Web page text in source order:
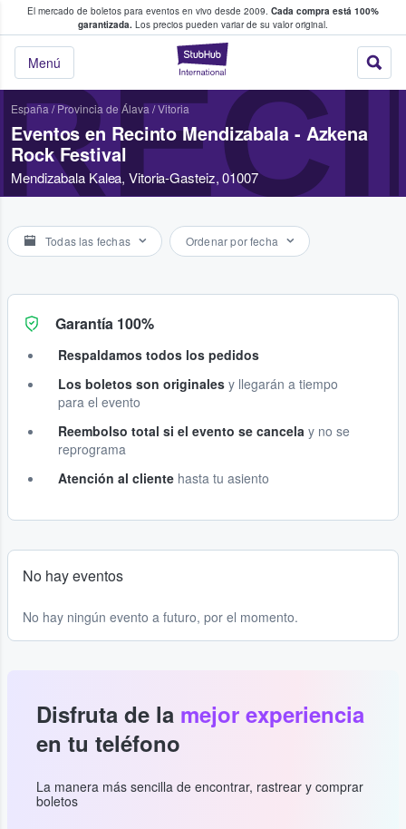
El mercado de boletos para eventos en vivo desde 2009. Cada compra está 100%
garantizada. Los precios pueden variar de su valor original.
StubHub: donde
Menú
fans compran y venden boletos
España/Provincia de Álava/Vitoria
Eventos en Recinto Mendizabala - Azkena
Rock Festival
Mendizabala Kalea, Vitoria-Gasteiz, 01007
Todas las fechas Ordenar por fecha
Garantía 100%
Respaldamos todos los pedidos
Los boletos son originales y llegarán a tiempo
para el evento
Reembolso total si el evento se cancela y no se
reprograma
Atención al cliente hasta tu asiento
No hay eventos
No hay ningún evento a futuro, por el momento.
Disfruta de la mejor experiencia
en tu teléfono
La manera más sencilla de encontrar, rastrear y comprar
boletos